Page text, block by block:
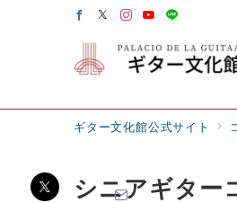
ギター文化館公式サイト
シニアギター